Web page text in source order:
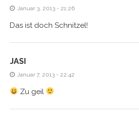
Januar 3, 2013 - 21:26
Das ist doch Schnitzel!
JASI
Januar 7, 2013 - 22:42
Zu geil